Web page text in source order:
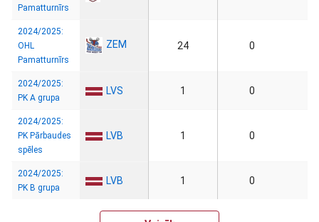
Pamatturnīrs
2024/2025:
OHL
Pamatturnīrs
ZEM 24 0
2024/2025:
PK A grupa
LVS 1 0
2024/2025:
PK Pārbaudes
spēles
LVB 1 0
2024/2025:
PK B grupa
LVB 1 0